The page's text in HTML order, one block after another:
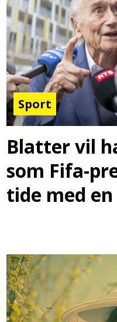
Sport
Blatter vil
som Fifa-
tide med